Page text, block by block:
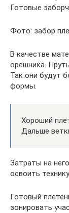
Готовые
Фото: забор
В качестве
орешника.
Так они будут
формы.
Хороший
Дальше
Затраты на
освоить
Готовый
зонировать